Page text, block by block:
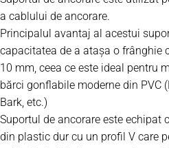
a cablului de ancorare.
Principalul avantaj al acestui
capacitatea de a atașa o frânghie
10 mm, ceea ce este ideal pentru
bărci gonflabile moderne din PVC
Bark, etc.)
Suportul de ancorare este echipat
din plastic dur cu un profil V care